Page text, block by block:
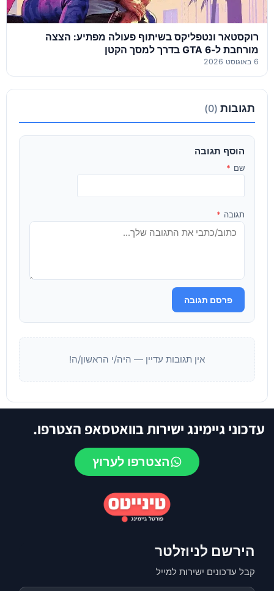
רוקסטאר ונטפליקס בשיתוף פעולה מפתיע: הצצה
מורחבת ל-GTA 6 בדרך למסך הקטן
6 באוגוסט 2026
תגובות (0)
הוסף תגובה
שם *
תגובה *
פרסם תגובה
אין תגובות עדיין — היה/י הראשון/ה!
עדכוני גיימינג ישירות בוואטסאפ הצטרפו.
הצטרפו לערוץ
הירשם לניוזלטר
קבל עדכונים ישירות למייל